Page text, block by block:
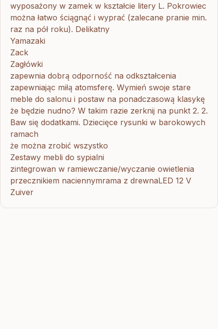
wyposażony w zamek w kształcie litery L. Pokrowiec
można łatwo ściągnąć i wyprać (zalecane pranie min.
raz na pół roku). Delikatny
Yamazaki
Zack
Zagłówki
zapewnia dobrą odporność na odkształcenia
zapewniając miłą atomsferę. Wymień swoje stare
meble do salonu i postaw na ponadczasową klasykę
że będzie nudno? W takim razie zerknij na punkt 2. 2.
Baw się dodatkami. Dziecięce rysunki w barokowych
ramach
że można zrobić wszystko
Zestawy mebli do sypialni
zintegrowan w ramiewczanie/wyczanie owietlenia
przecznikiem naciennymrama z drewnaLED 12 V
Zuiver